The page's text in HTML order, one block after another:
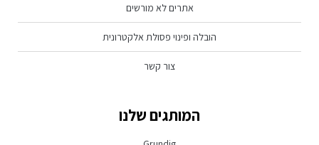
אתרים לא מורשים
הובלה ופינוי פסולת אלקטרונית
צור קשר
המותגים שלנו